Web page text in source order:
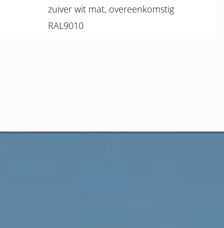
zuiver wit mat, overeenkomstig
RAL9010